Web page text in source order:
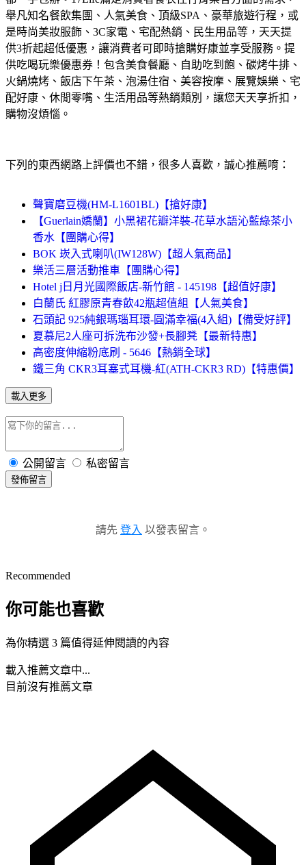
舉凡知名餐飲集團、人氣美食、頂級SPA、豪華旅遊行程，或
是時尚美妝服飾、3C家電、宅配熱銷、民生用品等，天天提
供3折起超低優惠，讓消費者可即時搶購好康並享受服務。 提
供吃喝玩樂優惠券！包含美食餐廳、自助吃到飽、碳烤牛排、
火鍋燒烤、飯店下午茶、泡湯住宿、美容按摩、展覽娛樂、宅
配好康、休閒零嘴、生活用品等熱銷類別，讓您天天享折扣，
購物沒煩惱。
下列的東西網路上評價也不錯，很多人喜歡，誠心推薦唷：
聲寶磨豆機(HM-L1601BL)【搶好康】
【Guerlain嬌蘭】小黑裙花瓣洋裝-花草水語沁藍綠茶小
香水【團購心得】
BOK 崁入式喇叭(IW128W)【超人氣商品】
樂活三層活動推車【團購心得】
Hotel j日月光國際飯店-新竹館 - 145198【超值好康】
白蘭氏 紅膠原青春飲42瓶超值組【人氣美食】
石頭記 925純銀瑪瑙耳環-圓滿幸福(4入組)【備受好評】
夏慕尼2人座可拆洗布沙發+長腳凳【最新特惠】
高密度伸縮粉底刷 - 5646【熱銷全球】
鐵三角 CKR3耳塞式耳機-紅(ATH-CKR3 RD)【特惠價】
載入更多
公開留言 私密留言
發佈留言
請先 登入 以發表留言。
Recommended
你可能也喜歡
為你精選 3 篇值得延伸閱讀的內容
載入推薦文章中...
目前沒有推薦文章